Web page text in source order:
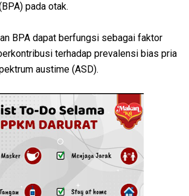
pada otak.
BPA dapat berfungsi sebagai faktor
terhadap prevalensi bias pria
austime (ASD).